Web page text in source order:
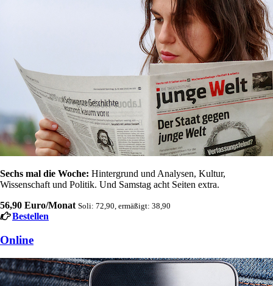
Sechs mal die Woche: Hintergrund und Analysen, Kultur,
Wissenschaft und Politik. Und Samstag acht Seiten extra.
56,90 Euro/Monat Soli: 72,90, ermäßigt: 38,90
Bestellen
Online